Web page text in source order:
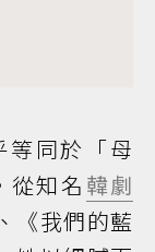
同於「母
從知名 韓劇
《我們的藍